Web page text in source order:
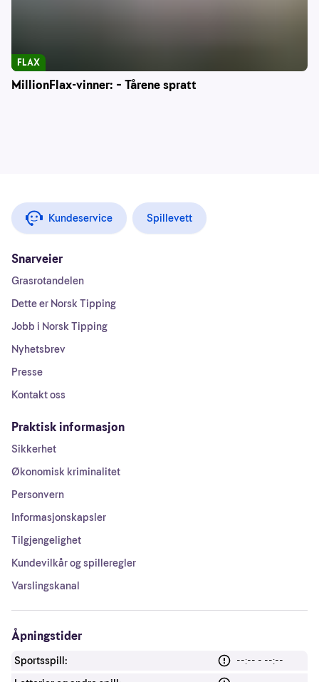
MillionFlax-vinner: – Tårene spratt
FLAX
Kundeservice Spillevett
Snarveier
Grasrotandelen
Dette er Norsk Tipping
Jobb i Norsk Tipping
Nyhetsbrev
Presse
Kontakt oss
Praktisk informasjon
Sikkerhet
Økonomisk kriminalitet
Personvern
Informasjonskapsler
Tilgjengelighet
Kundevilkår og spilleregler
Varslingskanal
Åpningstider
Sportsspill:
--:-- - --:--